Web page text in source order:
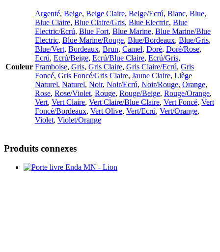
Couleur
Argenté, Beige, Beige Claire, Beige/Ecrú, Blanc, Blue,
Blue Claire, Blue Claire/Gris, Blue Electric, Blue
Electric/Ecrú, Blue Fort, Blue Marine, Blue Marine/Blue
Electric, Blue Marine/Rouge, Blue/Bordeaux, Blue/Gris,
Blue/Vert, Bordeaux, Brun, Camel, Doré, Doré/Rose,
Ecrú, Ecrú/Beige, Ecrú/Blue Claire, Ecrú/Gris,
Framboise, Gris, Gris Claire, Gris Claire/Ecrú, Gris
Foncé, Gris Foncé/Gris Claire, Jaune Claire, Liège
Naturel, Naturel, Noir, Noir/Ecrú, Noir/Rouge, Orange,
Rose, Rose/Violet, Rouge, Rouge/Beige, Rouge/Orange,
Vert, Vert Claire, Vert Claire/Blue Claire, Vert Foncé, Vert
Foncé/Bordeaux, Vert Olive, Vert/Ecrú, Vert/Orange,
Violet, Violet/Orange
Produits connexes